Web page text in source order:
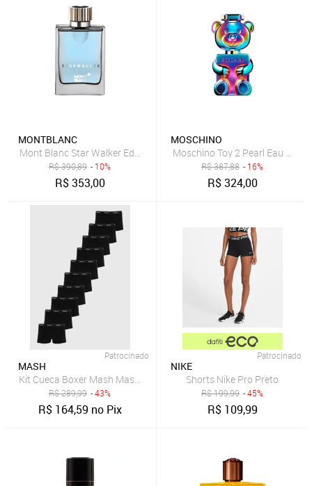
MONTBLANC
Mont Blanc Star Walker Edt 75ml
R$390,89 - 10%
R$353,00
MOSCHINO
Moschino Toy 2 Pearl Eau de
R$387,88 - 16%
R$324,00
Patrocinado
MASH
Kit Cueca Boxer Mash Masculina Cintura Elástica 10 Peças Preta
R$289,99 - 43%
R$ 164,59 no Pix
Patrocinado
NIKE
Shorts Nike Pro Preto
R$199,99 - 45%
R$ 109,99